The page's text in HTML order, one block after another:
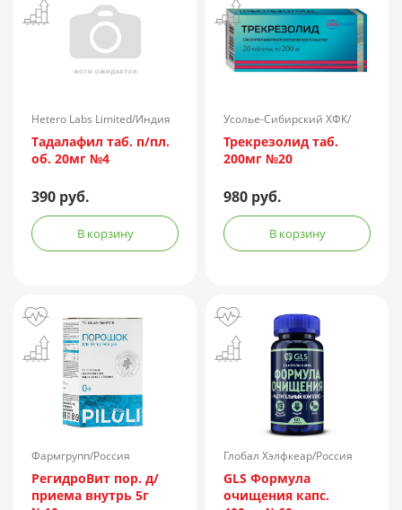
Hetero Labs Limited/Индия
Тадалафил таб. п/пл.
об. 20мг №4
390 руб.
В корзину
Усолье-Сибирский ХФК/
Россия
Трекрезолид таб.
200мг №20
980 руб.
В корзину
Фармгрупп/Россия
РегидроВит пор. д/
приема внутрь 5г
Глобал Хэлфкеар/Россия
GLS Формула
очищения капс.